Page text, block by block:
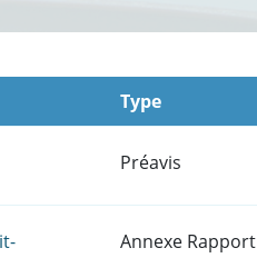
Type
Préavis
Annexe Rapport